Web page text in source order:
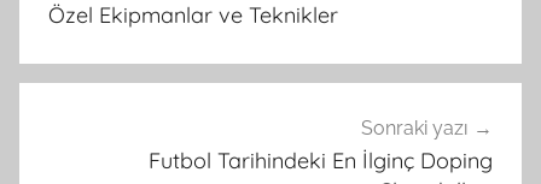
Özel Ekipmanlar ve Teknikler
Sonraki yazı
Futbol Tarihindeki En İlginç Doping